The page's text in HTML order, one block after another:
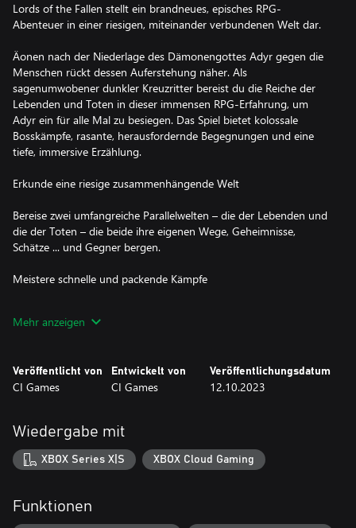
Lords of the Fallen stellt ein brandneues, episches RPG-
Abenteuer in einer riesigen, miteinander verbundenen Welt dar.
Äonen nach der Niederlage des Dämonengottes Adyr gegen die
Menschen rückt dessen Auferstehung näher. Als
sagenumwobener dunkler Kreuzritter bereist du die Reiche der
Lebenden und Toten in dieser immensen RPG-Erfahrung, um
Adyr ein für alle Mal zu besiegen. Das Spiel bietet kolossale
Bosskämpfe, rasante, herausfordernde Begegnungen und eine
tiefe, immersive Erzählung.
Erkunde eine riesige zusammenhängende Welt
Bereise zwei umfangreiche Parallelwelten – die der Lebenden und
die der Toten – die beide ihre eigenen Wege, Geheimnisse,
Schätze ... und Gegner bergen.
Meistere schnelle und packende Kämpfe
von schweren Dreschflegeln bis hin zu schnell feuernden
Definiere deine Legende
Personalisiere das Aussehen deines Charakters, bevor du dich für
eine der neun unterschiedlichen Klassen entscheidest. Welchen
Weg du zu Beginn auch wählst, du kannst deinen eigenen
Spielstil entwickeln, indem du deine Werte und Waffen
Mehr anzeigen
Veröffentlicht von
CI Games
Entwickelt von
CI Games
Veröffentlichungsdatum
12.10.2023
Wiedergabe mit
XBOX Series X|S XBOX Cloud Gaming
Funktionen